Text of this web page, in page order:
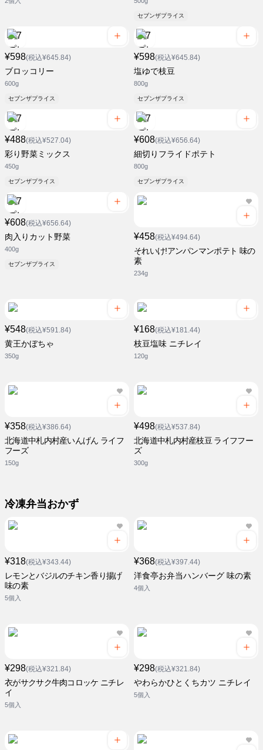
セブンザプライス
¥598(税込¥645.84)
ブロッコリー
600g
セブンザプライス
¥598(税込¥645.84)
塩ゆで枝豆
800g
セブンザプライス
¥488(税込¥527.04)
彩り野菜ミックス
450g
セブンザプライス
¥608(税込¥656.64)
細切りフライドポテト
800g
セブンザプライス
¥608(税込¥656.64)
肉入りカット野菜
400g
セブンザプライス
¥458(税込¥494.64)
それいけ!アンパンマンポテト 味の
素
234g
¥548(税込¥591.84)
黄王かぼちゃ
350g
¥168(税込¥181.44)
枝豆塩味 ニチレイ
120g
¥358(税込¥386.64)
北海道中札内村産いんげん ライフ
フーズ
150g
¥498(税込¥537.84)
北海道中札内村産枝豆 ライフフー
ズ
300g
冷凍弁当おかず
¥318(税込¥343.44)
レモンとバジルのチキン香り揚げ
味の素
5個入
¥368(税込¥397.44)
洋食亭お弁当ハンバーグ 味の素
4個入
¥298(税込¥321.84)
衣がサクサク牛肉コロッケ ニチレ
イ
5個入
¥298(税込¥321.84)
やわらかひとくちカツ ニチレイ
5個入